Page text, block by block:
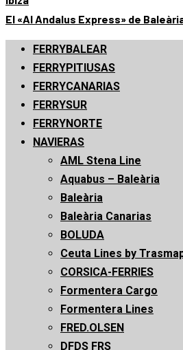
El «Al Andalus Express» de
Menú
principal
FERRYBALEAR
FERRYPITIUSAS
FERRYCANARIAS
FERRYSUR
FERRYNORTE
NAVIERAS
AML Stena Line
Aquabus – Baleària
Baleària
Baleària Canarias
BOLUDA
Ceuta Lines by
CORSICA-FERRIES
Formentera Cargo
Formentera Lines
FRED.OLSEN
DFDS FRS